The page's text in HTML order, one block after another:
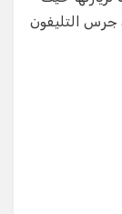
جرس التليفون